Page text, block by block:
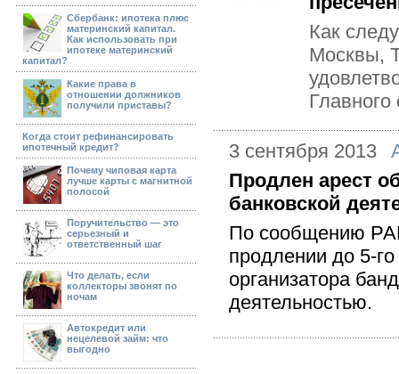
Сбербанк: ипотека плюс
материнский капитал.
Как использовать при
ипотеке материнский
капитал?
Какие права в
отношении должников
получили приставы?
Когда стоит рефинансировать
ипотечный кредит?
Почему чиповая карта
лучше карты с магнитной
полосой
Поручительство — это
серьезный и
ответственный шаг
Что делать, если
коллекторы звонят по
ночам
Автокредит или
нецелевой займ: что
выгодно
Как
Москвы,
3 сентября 2013
Продлен арест
банковской
По сообщению
продлении до 5-
организатора
деятельностью.